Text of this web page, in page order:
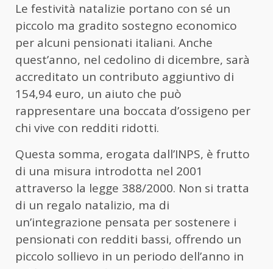
Le festività natalizie portano con sé un
piccolo ma gradito sostegno economico
per alcuni pensionati italiani. Anche
quest’anno, nel cedolino di dicembre, sarà
accreditato un contributo aggiuntivo di
154,94 euro, un aiuto che può
rappresentare una boccata d’ossigeno per
chi vive con redditi ridotti.
Questa somma, erogata dall’INPS, è frutto
di una misura introdotta nel 2001
attraverso la legge 388/2000. Non si tratta
di un regalo natalizio, ma di
un’integrazione pensata per sostenere i
pensionati con redditi bassi, offrendo un
piccolo sollievo in un periodo dell’anno in